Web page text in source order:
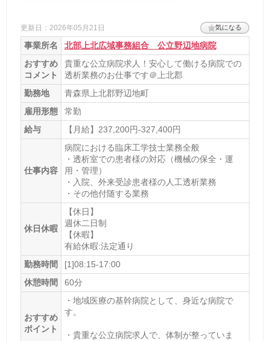
http://www.towadahp.or.jp/
更新日：2026年05月21日 気になる
事業所名
北部上北広域事務組合 公立野辺地病院
おすすめ
コメント
貴重な公立病院求人！安心して働ける病院での
透析業務のお仕事です＠上北郡
勤務地
青森県上北郡野辺地町
雇用形態
常勤
給与
【月給】237,200円-327,400円
仕事内容
病院における臨床工学技士業務全般
・透析室での患者様の対応（機械の保全・運
用・管理）
・入院、外来受診患者様の人工透析業務
・その他付随する業務
休日休暇
【休日】
週休二日制
【休暇】
有給休暇:法定通り
勤務時間
[1]08:15-17:00
休憩時間
60分
おすすめ
ポイント
・地域医療の基幹病院として、身近な病院で
す。
・貴重な公立病院求人で、体制が整っていま